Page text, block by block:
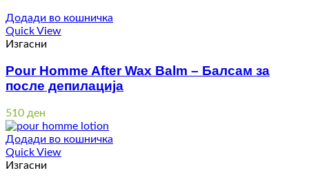
Додади во кошничка
Quick View
Изгасни
Pour Homme After Wax Balm – Балсам за
после депилација
510 ден
Додади во кошничка
Quick View
Изгасни